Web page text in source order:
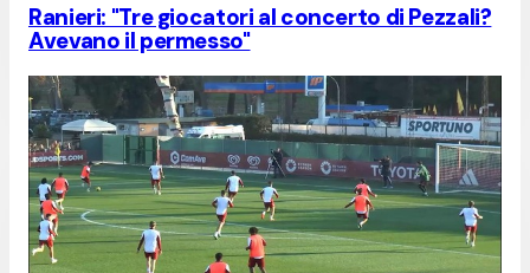
Ranieri: "Tre giocatori al concerto di Pezzali?
Avevano il permesso"